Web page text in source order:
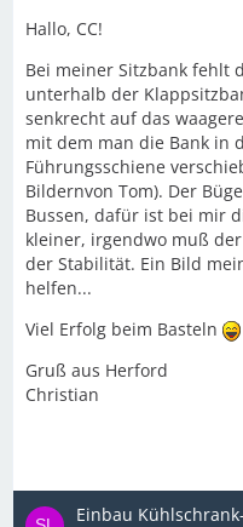
Hallo, CC!
Bei meiner Sitzbank fehlt
unterhalb der
senkrecht auf das
mit dem man die Bank in
Führungsschiene
Bildernvon Tom). Der
Bussen, dafür ist bei mir
kleiner, irgendwo muß
der Stabilität. Ein Bild
helfen...
Viel Erfolg beim Basteln
Gruß aus Herford
Christian
Einbau